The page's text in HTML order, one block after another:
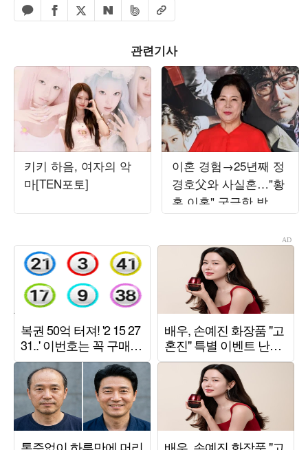
카카오톡 공유하기
페이스북 공유하기
엑스 공유하기
네이버 공유하기
밴드 공유하기
URL복사
관련기사
키키 하음, 여자의 악
마[TEN포토]
이혼 경험→25년째 정
경호父와 사실혼…"황
혼 이혼" 궁금한 박정
수 ('웬만해선')[종합]